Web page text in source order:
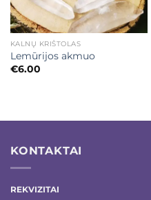
KALNŲ KRIŠTOLAS
Lemūrijos akmuo
€6.00
KONTAKTAI
REKVIZITAI